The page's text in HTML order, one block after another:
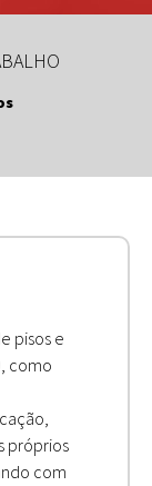
pisos e
como
próprios
com